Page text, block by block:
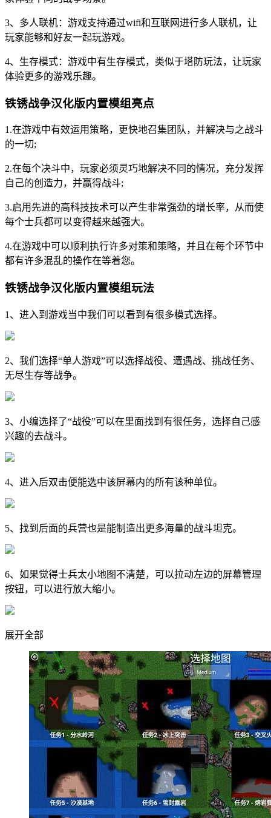
3、多人联机：游戏支持通过wifi和互联网进行多人联机，让
玩家能够和好友一起玩游戏。
4、生存模式：游戏中有生存模式，类似于塔防玩法，让玩家
体验更多的游戏乐趣。
铁锈战争汉化版内置模组亮点
1.在游戏中有效运用策略，更快地召集团队，并解决与之战斗
的一切;
2.在每个决斗中，玩家必须灵巧地解决不同的情况，充分发挥
自己的创造力，并赢得战斗;
3.启用先进的高科技技术可以产生非常强劲的增长率，从而使
每个士兵都可以变得越来越强大。
4.在游戏中可以顺利执行许多对策和策略，并且在每个环节中
都有许多混乱的操作在等着您。
铁锈战争汉化版内置模组玩法
1、进入到游戏当中我们可以看到有很多模式选择。
2、我们选择“单人游戏”可以选择战役、遭遇战、挑战任务、
无尽生存等战争。
3、小编选择了“战役”可以在里面找到有很任务，选择自己感
兴趣的去战斗。
4、进入后双击便能选中该屏幕内的所有该种单位。
5、找到后面的兵营也是能制造出更多海量的战斗坦克。
6、如果觉得士兵太小地图不清楚，可以拉动左边的屏幕管理
按钮，可以进行放大缩小。
展开全部